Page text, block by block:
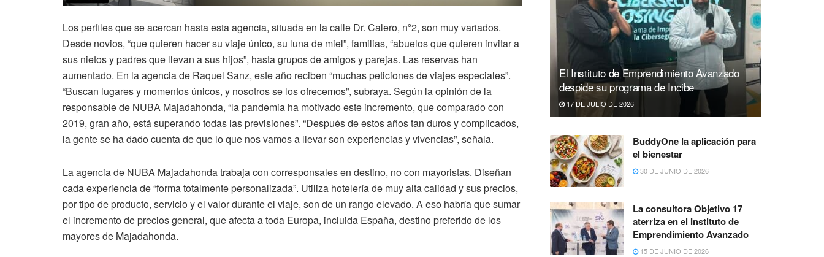
Los perfiles que se acercan hasta esta agencia, situada en la calle Dr. Calero, nº2, son muy variados.
Desde novios, “que quieren hacer su viaje único, su luna de miel”, familias, “abuelos que quieren invitar a
sus nietos y padres que llevan a sus hijos”, hasta grupos de amigos y parejas. Las reservas han
aumentado. En la agencia de Raquel Sanz, este año reciben “muchas peticiones de viajes especiales”.
“Buscan lugares y momentos únicos, y nosotros se los ofrecemos”, subraya. Según la opinión de la
responsable de NUBA Majadahonda, “la pandemia ha motivado este incremento, que comparado con
2019, gran año, está superando todas las previsiones”. “Después de estos años tan duros y complicados,
la gente se ha dado cuenta de que lo que nos vamos a llevar son experiencias y vivencias”, señala.
La agencia de NUBA Majadahonda trabaja con corresponsales en destino, no con mayoristas. Diseñan
cada experiencia de “forma totalmente personalizada”. Utiliza hotelería de muy alta calidad y sus precios,
por tipo de producto, servicio y el valor durante el viaje, son de un rango elevado. A eso habría que sumar
el incremento de precios general, que afecta a toda Europa, incluida España, destino preferido de los
mayores de Majadahonda.
El Instituto de Emprendimiento Avanzado
despide su programa de Incibe
17 DE JULIO DE 2026
BuddyOne la aplicación para
el bienestar
30 DE JUNIO DE 2026
La consultora Objetivo 17
aterriza en el Instituto de
Emprendimiento Avanzado
15 DE JUNIO DE 2026